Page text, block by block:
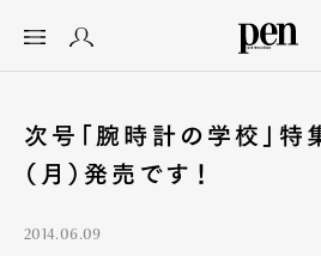
次号「腕時計の学校」特
（月）発売です！
2014.06.09